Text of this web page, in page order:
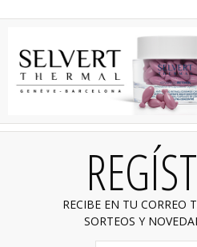
RECIBE EN TU CORREO
SORTEOS Y